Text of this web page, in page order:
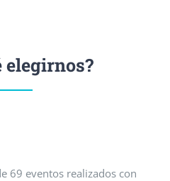
elegirnos?
69 eventos realizados con